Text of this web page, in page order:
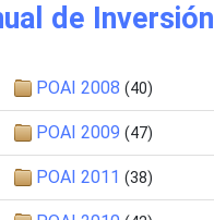
de Inversión
POAI 2008 (40)
POAI 2009 (47)
POAI 2011 (38)